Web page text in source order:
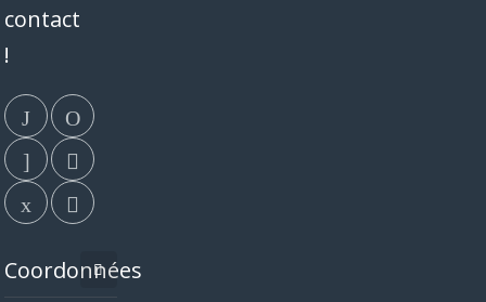
contact
!
Coordonnées